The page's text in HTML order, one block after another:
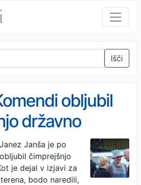
Išči
obljubil
državno
Janša je po
čimprejšnjo
je dejal v izjavi za
bodo naredili,